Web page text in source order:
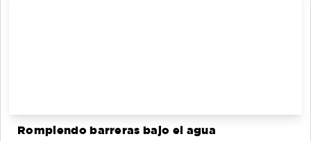
Rompiendo barreras bajo el agua